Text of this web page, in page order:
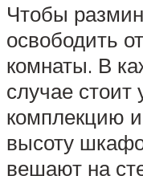
Чтобы
освободить
комнаты. В
случае стоит
комплекцию
высоту
вешают на